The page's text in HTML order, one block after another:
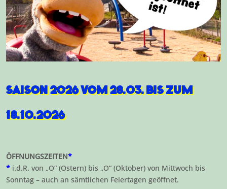
SAISON 2026 VOM 28.03. BIS ZUM
18.10.2026
ÖFFNUNGSZEITEN*
* i.d.R. von „O“ (Ostern) bis „O“ (Oktober) von Mittwoch bis
Sonntag – auch an sämtlichen Feiertagen geöffnet.